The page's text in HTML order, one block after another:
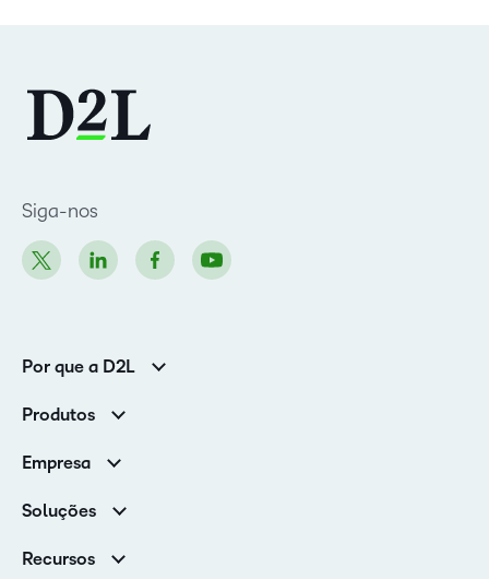
Siga-nos
Por que a D2L
Clientes de associações
Produtos
Serviços e suporte
Nuvem Brightspace
Empresa
Contato e unidades
Notícias
Soluções
Educação básica
Recursos